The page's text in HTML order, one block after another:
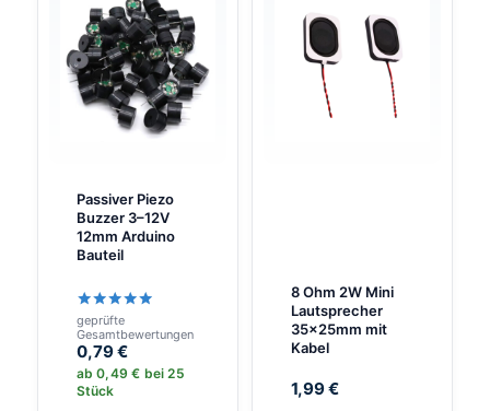
Passiver Piezo
Buzzer 3–12V
12mm Arduino
Bauteil
Bewertet
mit
5.00
von 5
geprüfte
Gesamtbewertungen
0,79€
ab0,49€ bei 25
Stück
8 Ohm 2W Mini
Lautsprecher
35x25mm mit
Kabel
1,99€